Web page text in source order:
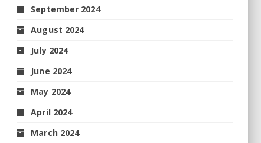
September 2024
August 2024
July 2024
June 2024
May 2024
April 2024
March 2024